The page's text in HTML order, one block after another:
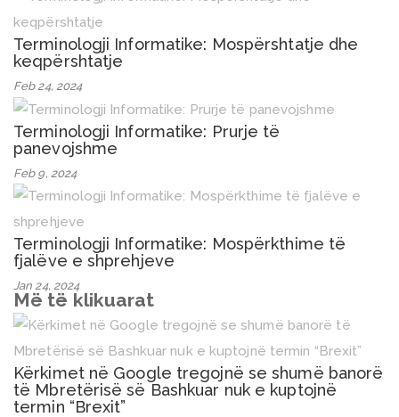
Terminologji Informatike: Mospërshtatje dhe
keqpërshtatje
Feb 24, 2024
Terminologji Informatike: Prurje të
panevojshme
Feb 9, 2024
Terminologji Informatike: Mospërkthime të
fjalëve e shprehjeve
Jan 24, 2024
Më të klikuarat
Kërkimet në Google tregojnë se shumë banorë
të Mbretërisë së Bashkuar nuk e kuptojnë
termin “Brexit”